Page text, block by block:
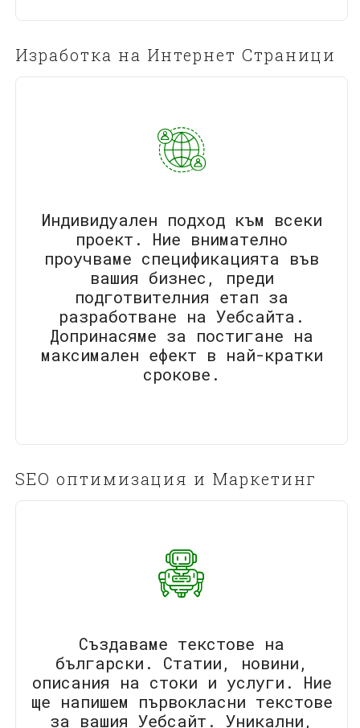
Изработка на Интернет Страници
Индивидуален подход към всеки
проект. Ние внимателно
проучваме спецификацията във
вашия бизнес, преди
подготвителния етап за
разработване на Уебсайта.
Допринасяме за постигане на
максимален ефект в най-кратки
срокове.
SEO оптимизация и Маркетинг
Създаваме текстове на
български. Статии, новини,
описания на стоки и услуги. Ние
ще напишем първокласни текстове
за вашия Уебсайт. Уникални,